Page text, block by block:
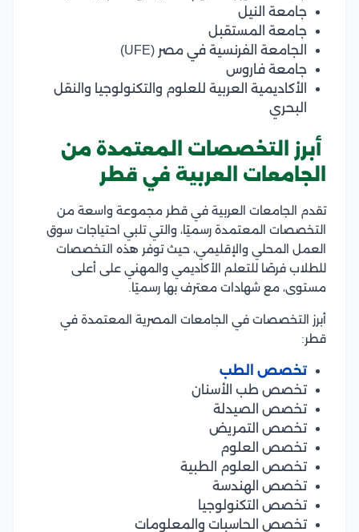
جامعة النيل
جامعة المستقبل
الجامعة الفرنسية في مصر (UFE)
جامعة فاروس
الأكاديمية العربية للعلوم والتكنولوجيا والنقل
البحري
أبرز التخصصات المعتمدة من
الجامعات العربية في قطر
تقدم الجامعات العربية في قطر مجموعة واسعة من
التخصصات المعتمدة رسميًا، والتي تلبي احتياجات سوق
العمل المحلي والإقليمي، حيث توفر هذه التخصصات
للطلاب فرصًا للتعلم الأكاديمي والمهني على أعلى
مستوى، مع شهادات معترف بها رسميًا.
أبرز التخصصات في الجامعات المصرية المعتمدة في
قطر:
تخصص الطب
تخصص طب الأسنان
تخصص الصيدلة
تخصص التمريض
تخصص العلوم
تخصص العلوم الطبية
تخصص الهندسة
تخصص التكنولوجيا
تخصص الحاسبات والمعلومات